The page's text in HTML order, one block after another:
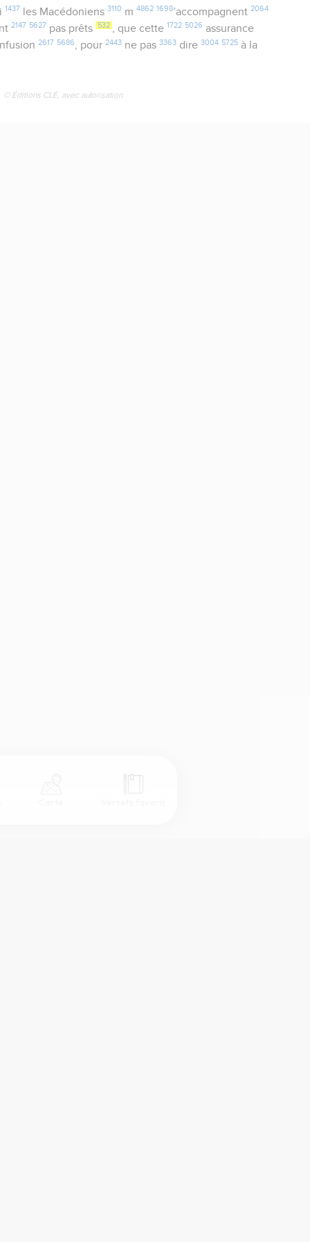
1437 les Macédoniens 3110 m 4862 1698’accompagnent 2064
2147 5627 pas prêts 532 , que cette 1722 5026 assurance
2617 5686, pour2443 ne pas3363 dire3004 5725 à la
© Éditions CLÉ, avec autorisation